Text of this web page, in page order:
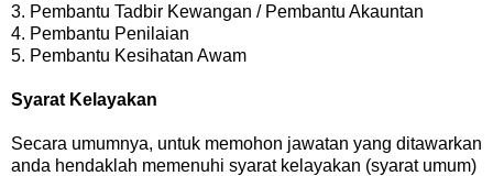
3. Pembantu Tadbir Kewangan / Pembantu Akauntan
4. Pembantu Penilaian
5. Pembantu Kesihatan Awam
Syarat Kelayakan
Secara umumnya, untuk memohon jawatan yang ditawarkan
anda hendaklah memenuhi syarat kelayakan (syarat umum)